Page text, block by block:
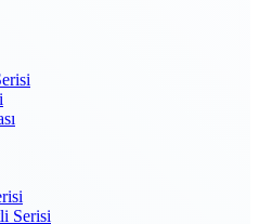
Serisi